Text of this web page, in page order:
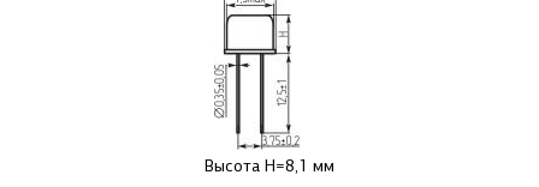
Высота H=8,1 мм